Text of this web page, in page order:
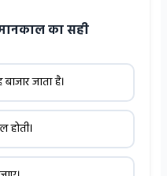
का सही
जाता है।
होती।